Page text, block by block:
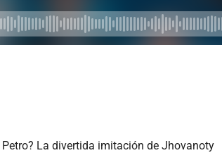
La divertida imitación de Jhovanoty